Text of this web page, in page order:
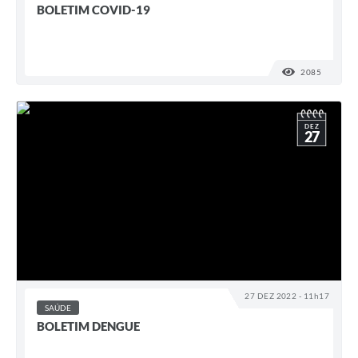
BOLETIM COVID-19
2085
27 DEZ 2022 - 11h17
DEZ
27
SAÚDE
BOLETIM DENGUE